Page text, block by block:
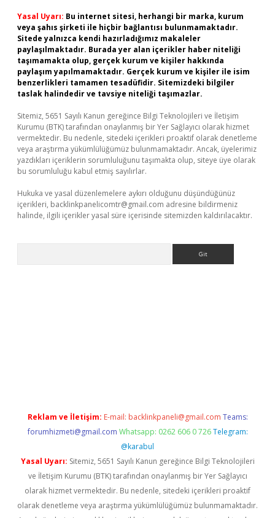
Yasal Uyarı: Bu internet sitesi, herhangi bir marka, kurum
veya şahıs şirketi ile hiçbir bağlantısı bulunmamaktadır.
Sitede yalnızca kendi hazırladığımız makaleler
paylaşılmaktadır. Burada yer alan içerikler haber niteliği
taşımamakta olup, gerçek kurum ve kişiler hakkında
paylaşım yapılmamaktadır. Gerçek kurum ve kişiler ile isim
benzerlikleri tamamen tesadüfidir. Sitemizdeki bilgiler
taslak halindedir ve tavsiye niteliği taşımazlar.
Sitemiz, 5651 Sayılı Kanun gereğince Bilgi Teknolojileri ve İletişim
Kurumu (BTK) tarafından onaylanmış bir Yer Sağlayıcı olarak hizmet
vermektedir. Bu nedenle, sitedeki içerikleri proaktif olarak denetleme
veya araştırma yükümlülüğümüz bulunmamaktadır. Ancak, üyelerimiz
yazdıkları içeriklerin sorumluluğunu taşımakta olup, siteye üye olarak
bu sorumluluğu kabul etmiş sayılırlar.
Hukuka ve yasal düzenlemelere aykırı olduğunu düşündüğünüz
içerikleri, backlinkpanelicomtr@gmail.com adresine bildirmeniz
halinde, ilgili içerikler yasal süre içerisinde sitemizden kaldırılacaktır.
Reklam ve İletişim: E-mail: backlinkpaneli@gmail.com Teams:
forumhizmeti@gmail.com Whatsapp: 0262 606 0 726 Telegram:
@karabul
Yasal Uyarı: Sitemiz, 5651 Sayılı Kanun gereğince Bilgi Teknolojileri
ve İletişim Kurumu (BTK) tarafından onaylanmış bir Yer Sağlayıcı
olarak hizmet vermektedir. Bu nedenle, sitedeki içerikleri proaktif
olarak denetleme veya araştırma yükümlülüğümüz bulunmamaktadır.